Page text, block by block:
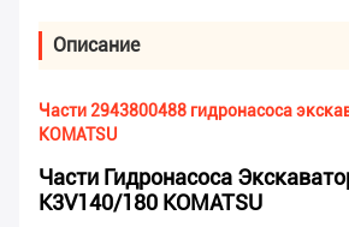
Описание
Части 2943800488 гидронасоса
KOMATSU
Части Гидронасоса
K3V140/180 KOMATSU